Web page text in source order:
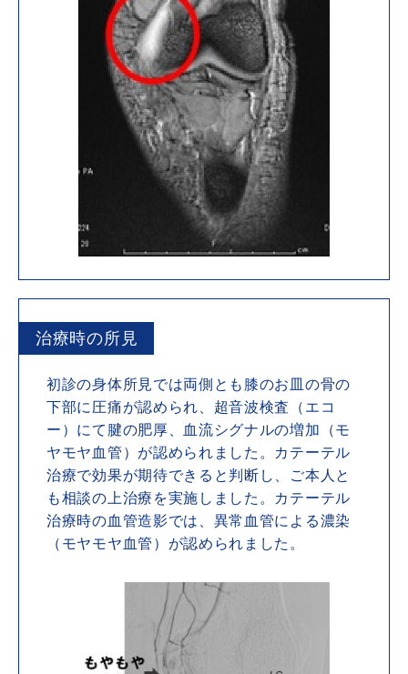
治療時の所見
初診の身体所見では両側とも膝のお皿の骨の
下部に圧痛が認められ、超音波検査（エコ
ー）にて腱の肥厚、血流シグナルの増加（モ
ヤモヤ血管）が認められました。カテーテル
治療で効果が期待できると判断し、ご本人と
も相談の上治療を実施しました。カテーテル
治療時の血管造影では、異常血管による濃染
（モヤモヤ血管）が認められました。